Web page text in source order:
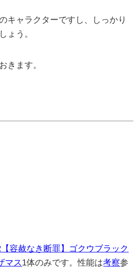
キャラクターですし、しっかり
ょう。
きます。
【容赦なき断罪】ゴクウブラック
マス1体のみです。性能は考察参